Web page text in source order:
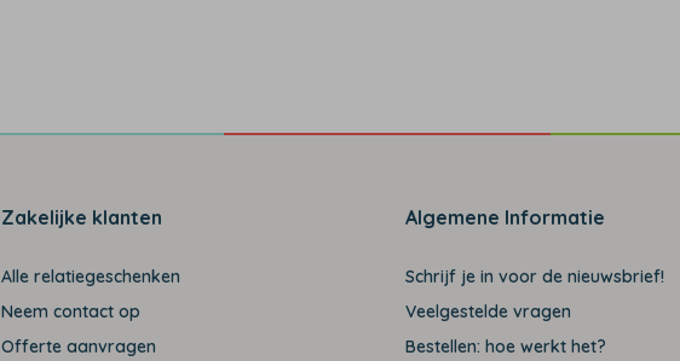
Zakelijke klanten
Alle relatiegeschenken
Neem contact op
Offerte aanvragen
Algemene Informatie
Schrijf je in voor de nieuwsbrief!
Veelgestelde vragen
Bestellen: hoe werkt het?